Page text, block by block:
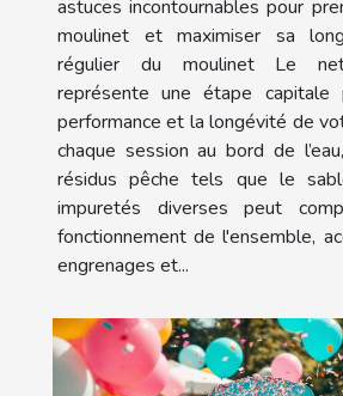
astuces incontournables pour
moulinet et maximiser sa
régulier du moulinet Le
représente une étape capitale
performance et la longévité de
chaque session au bord de
résidus pêche tels que le
impuretés diverses peut
fonctionnement de l'ensemble,
engrenages et...